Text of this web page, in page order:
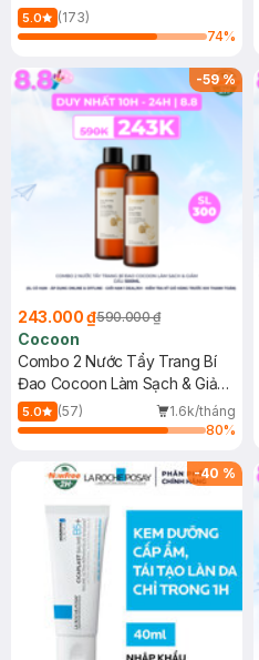
150ml
5.0
(173)
74%
-59%
243.000 ₫590.000 ₫
Cocoon
Combo 2 Nước Tẩy Trang Bí
Đao Cocoon Làm Sạch & Giảm
Dầu 500ml
5.0 (57)
1.6k/tháng
80%
-40 %